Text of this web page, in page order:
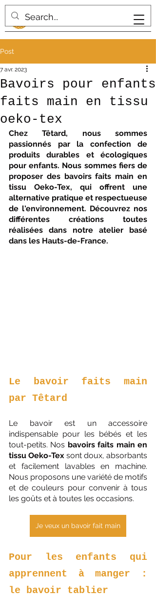
Post
Bavoirs pour enfants
faits main en tissu
oeko-tex
7 avr. 2023
Chez Têtard, nous sommes
passionnés par la confection de
produits durables et écologiques
pour enfants. Nous sommes fiers de
proposer des bavoirs faits main en
tissu Oeko-Tex, qui offrent une
alternative pratique et respectueuse
de l'environnement. Découvrez nos
différentes créations toutes
réalisées dans notre atelier basé
dans les Hauts-de-France.
Le bavoir faits main
par Têtard
Le bavoir est un accessoire
indispensable pour les bébés et les
tout-petits. Nos bavoirs faits main en
tissu Oeko-Tex sont doux, absorbants
et facilement lavables en machine.
Nous proposons une variété de motifs
et de couleurs pour convenir à tous
les goûts et à toutes les occasions.
Je veux un bavoir fait main
Pour les enfants qui
apprennent à manger :
le bavoir tablier